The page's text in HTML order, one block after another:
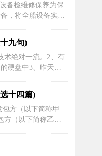
坷！在光滑的冰面
。4、街角�u...
备检维修保养为保
，将全船设备实施
证船舶安全生产和
备维修保养分工负
导督促轮、驾驶员
该船船...
九句)
术绝对一流。2、有
硬盘中3、昨天换
并轻拍拍缓解痒，
眼镜告诉我说假装
巴 它就从你眼睛里
十四篇)
方（以下简称甲
方（以下简称乙
方已经充分协商，
甲方委托乙方采购